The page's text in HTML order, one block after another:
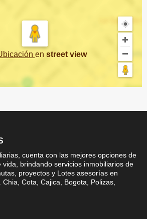
en street view
cuenta con las mejores opciones de
vida, brindando servicios inmobiliarios de
proyectos y Lotes asesorías en
Cota, Cajica, Bogota, Polizas,